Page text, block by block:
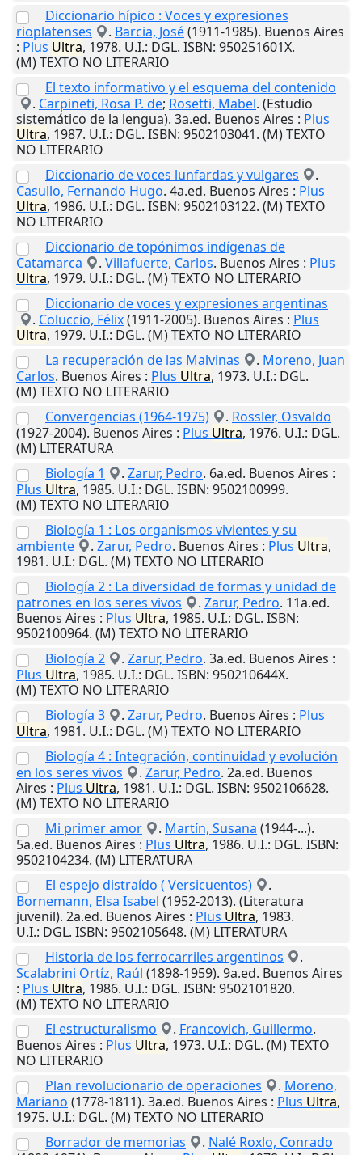
Diccionario hípico : Voces y expresiones
rioplatenses
. Barcia, José(1911-1985). Buenos Aires
: Plus Ultra, 1978. U.I.: DGL. ISBN: 950251601X.
(M) TEXTO NO LITERARIO
El texto informativo y el esquema del contenido
. Carpineti, Rosa P. de; Rosetti, Mabel. (Estudio
sistemático de la lengua). 3a.ed. Buenos Aires : Plus
Ultra, 1987. U.I.: DGL. ISBN: 9502103041. (M) TEXTO
NO LITERARIO
Diccionario de voces lunfardas y vulgares
.
Casullo, Fernando Hugo. 4a.ed. Buenos Aires : Plus
Ultra, 1986. U.I.: DGL. ISBN: 9502103122. (M) TEXTO
NO LITERARIO
Diccionario de topónimos indígenas de
Catamarca
. Villafuerte, Carlos. Buenos Aires : Plus
Ultra, 1979. U.I.: DGL. (M) TEXTO NO LITERARIO
Diccionario de voces y expresiones argentinas
. Coluccio, Félix(1911-2005). Buenos Aires : Plus
Ultra, 1979. U.I.: DGL. (M) TEXTO NO LITERARIO
La recuperación de las Malvinas
. Moreno, Juan
Carlos. Buenos Aires : Plus Ultra, 1973. U.I.: DGL.
(M) TEXTO NO LITERARIO
Convergencias (1964-1975)
. Rossler, Osvaldo
(1927-2004). Buenos Aires : Plus Ultra, 1976. U.I.: DGL.
(M) LITERATURA
Biología 1
. Zarur, Pedro. 6a.ed. Buenos Aires :
Plus Ultra, 1985. U.I.: DGL. ISBN: 9502100999.
(M) TEXTO NO LITERARIO
Biología 1 : Los organismos vivientes y su
ambiente
. Zarur, Pedro. Buenos Aires : Plus Ultra,
1981. U.I.: DGL. (M) TEXTO NO LITERARIO
Biología 2 : La diversidad de formas y unidad de
patrones en los seres vivos
. Zarur, Pedro. 11a.ed.
Buenos Aires : Plus Ultra, 1985. U.I.: DGL. ISBN:
9502100964. (M) TEXTO NO LITERARIO
Biología 2
. Zarur, Pedro. 3a.ed. Buenos Aires :
Plus Ultra, 1985. U.I.: DGL. ISBN: 950210644X.
(M) TEXTO NO LITERARIO
Biología 3
. Zarur, Pedro. Buenos Aires : Plus
Ultra, 1981. U.I.: DGL. (M) TEXTO NO LITERARIO
Biología 4 : Integración, continuidad y evolución
en los seres vivos
. Zarur, Pedro. 2a.ed. Buenos
Aires : Plus Ultra, 1981. U.I.: DGL. ISBN: 9502106628.
(M) TEXTO NO LITERARIO
Mi primer amor
. Martín, Susana (1944-...).
5a.ed. Buenos Aires : Plus Ultra, 1986. U.I.: DGL. ISBN:
9502104234. (M) LITERATURA
El espejo distraído ( Versicuentos)
.
Bornemann, Elsa Isabel (1952-2013). (Literatura
juvenil). 2a.ed. Buenos Aires : Plus Ultra, 1983.
U.I.: DGL. ISBN: 9502105648. (M) LITERATURA
Historia de los ferrocarriles argentinos
.
Scalabrini Ortíz, Raúl (1898-1959). 9a.ed. Buenos Aires
: Plus Ultra, 1986. U.I.: DGL. ISBN: 9502101820.
(M) TEXTO NO LITERARIO
El estructuralismo
. Francovich, Guillermo.
Buenos Aires : Plus Ultra, 1973. U.I.: DGL. (M) TEXTO
NO LITERARIO
Plan revolucionario de operaciones
. Moreno,
Mariano (1778-1811). 3a.ed. Buenos Aires : Plus Ultra,
1975. U.I.: DGL. (M) TEXTO NO LITERARIO
Borrador de memorias
. Nalé Roxlo, Conrado